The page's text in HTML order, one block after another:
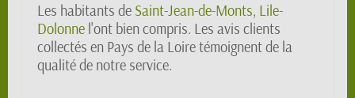
Les habitants de Saint-Jean-de-Monts, Lile-
Dolonne l'ont bien compris. Les avis clients
collectés en Pays de la Loire témoignent de la
qualité de notre service.